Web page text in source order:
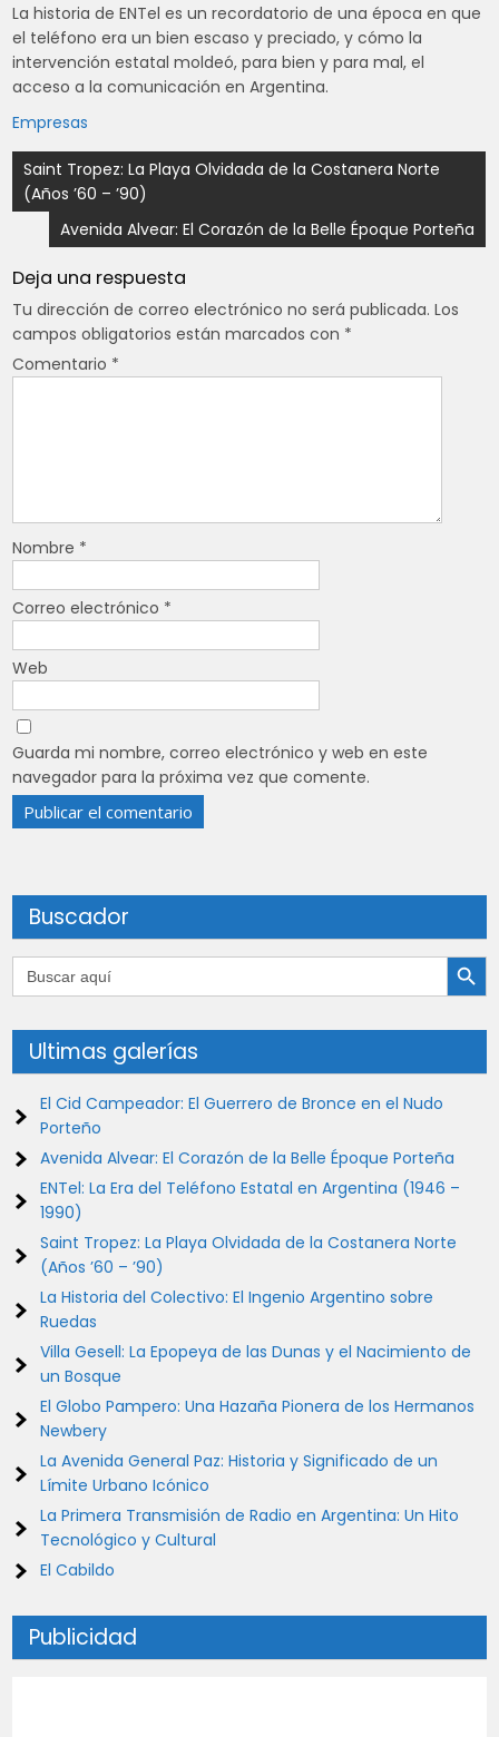
La historia de ENTel es un recordatorio de una época en que
el teléfono era un bien escaso y preciado, y cómo la
intervención estatal moldeó, para bien y para mal, el
acceso a la comunicación en Argentina.
Empresas
Navegación
de
entradas
Saint Tropez: La Playa Olvidada de la Costanera Norte
(Años ’60 – ’90)
Avenida Alvear: El Corazón de la Belle Époque Porteña
Deja una respuesta
Tu dirección de correo electrónico no será publicada. Los
campos obligatorios están marcados con *
Comentario *
Nombre *
Correo electrónico *
Web
Guarda mi nombre, correo electrónico y web en este
navegador para la próxima vez que comente.
Buscador
Buscar: Botón de
Ultimas galerías
El Cid Campeador: El Guerrero de Bronce en el Nudo
Porteño
Avenida Alvear: El Corazón de la Belle Époque Porteña
ENTel: La Era del Teléfono Estatal en Argentina (1946 –
1990)
Saint Tropez: La Playa Olvidada de la Costanera Norte
(Años ’60 – ’90)
La Historia del Colectivo: El Ingenio Argentino sobre
Ruedas
Villa Gesell: La Epopeya de las Dunas y el Nacimiento de
un Bosque
El Globo Pampero: Una Hazaña Pionera de los Hermanos
Newbery
La Avenida General Paz: Historia y Significado de un
Límite Urbano Icónico
La Primera Transmisión de Radio en Argentina: Un Hito
Tecnológico y Cultural
El Cabildo
Publicidad